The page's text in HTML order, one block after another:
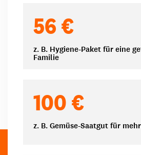
56 €
z. B. Hygiene-Paket für eine
Familie
100 €
z. B. Gemüse-Saatgut für